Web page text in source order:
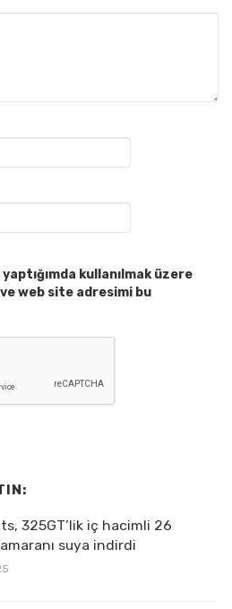
kullanılmak üzere
web site adresimi bu
325GT’lik iç hacimli 26
suya indirdi